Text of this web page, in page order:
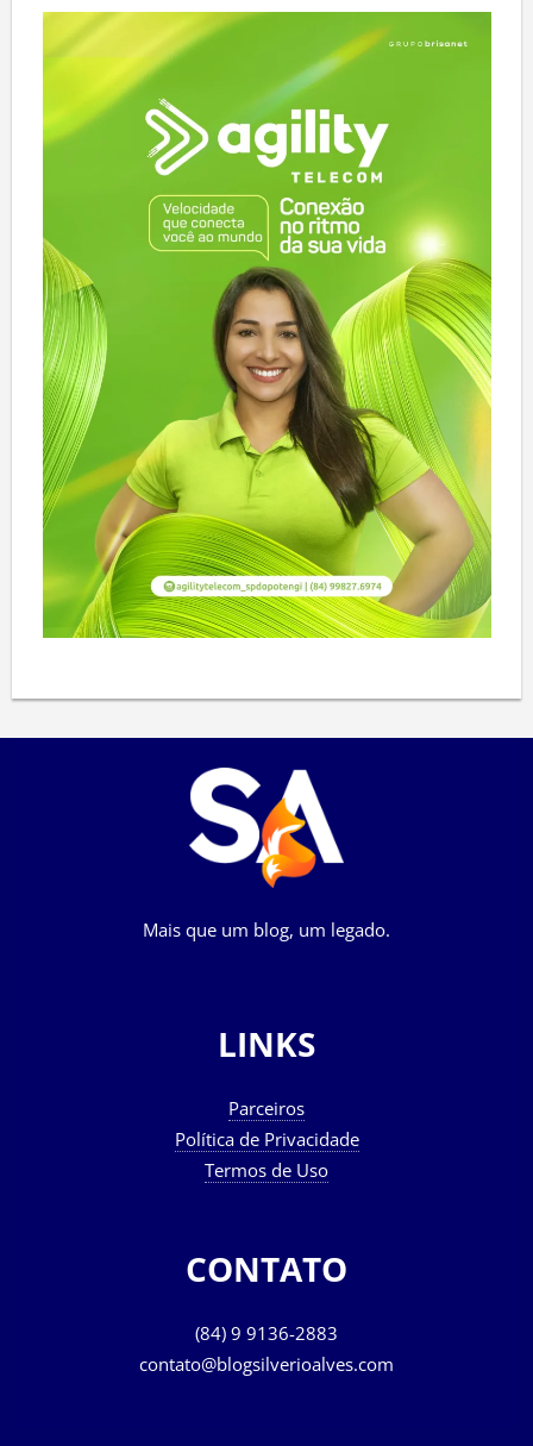
Mais que um blog, um legado.
LINKS
Parceiros
Política de Privacidade
Termos de Uso
CONTATO
(84) 9 9136-2883
contato@blogsilverioalves.com